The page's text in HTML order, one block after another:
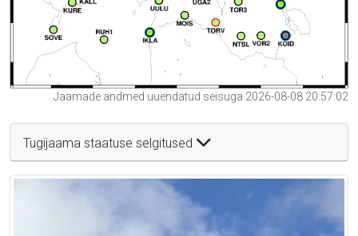
Jaamade andmed uuendatud seisuga 2026-08-08 20:57:02
Tugijaama staatuse selgitused